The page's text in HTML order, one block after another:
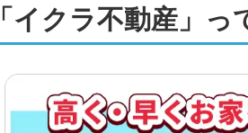
「イクラ不動産」っ